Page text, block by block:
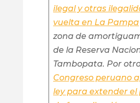
ilegal y otras
vuelta en La Pampa
zona de
de la Reserva
Tambopata. Por
Congreso peruano
ley para extender el